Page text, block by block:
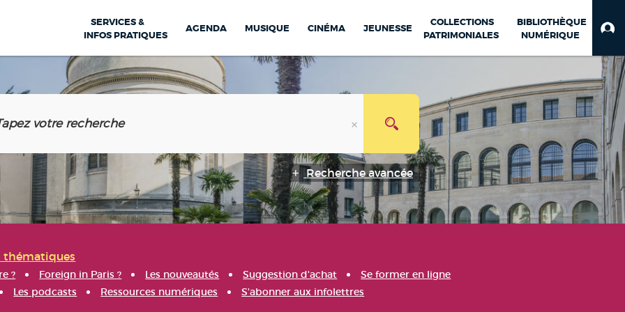
SERVICES &
INFOS PRATIQUES
AGENDA MUSIQUE CINÉMA JEUNESSE
COLLECTIONS
PATRIMONIALES
BIBLIOTHÈQUE
NUMÉRIQUE
Recherche avancée
thématiques
? Foreign in Paris ? Les nouveautés Suggestion d'achat
Se former en ligne
Les podcasts Ressources numériques S'abonner aux infolettres